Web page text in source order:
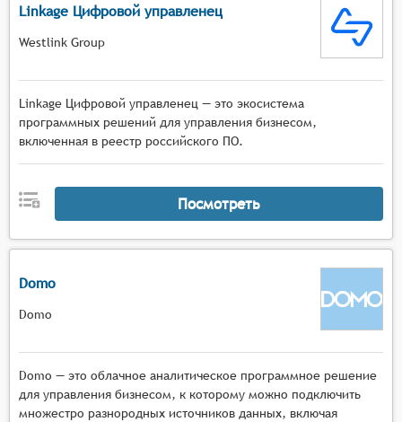
Linkage Цифровой управленец
Westlink Group
Linkage Цифровой управленец — это экосистема
программных решений для управления бизнесом,
включенная в реестр российского ПО.
Посмотреть
Domo
Domo
Domo — это облачное аналитическое программное решение
для управления бизнесом, к которому можно подключить
множестро разнородных источников данных, включая